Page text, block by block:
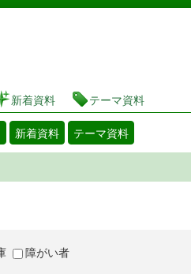
書検索・予約システム
新着資料 テーマ資料
新着資料 テーマ資料
障がい者